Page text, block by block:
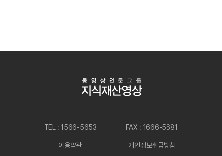
TEL : 1566-5653 FAX : 1666-5681
이용약관 개인정보취급방침